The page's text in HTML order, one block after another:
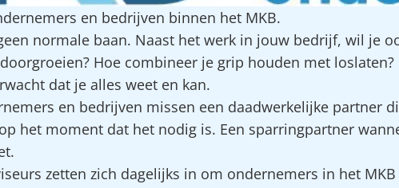
en bedrijven binnen het MKB.
normale baan. Naast het werk in jouw bedrijf, wil je
Hoe combineer je grip houden met
dat je alles weet en kan.
en bedrijven missen een daadwerkelijke partner
het moment dat het nodig is. Een sparringpartner
zetten zich dagelijks in om ondernemers in het